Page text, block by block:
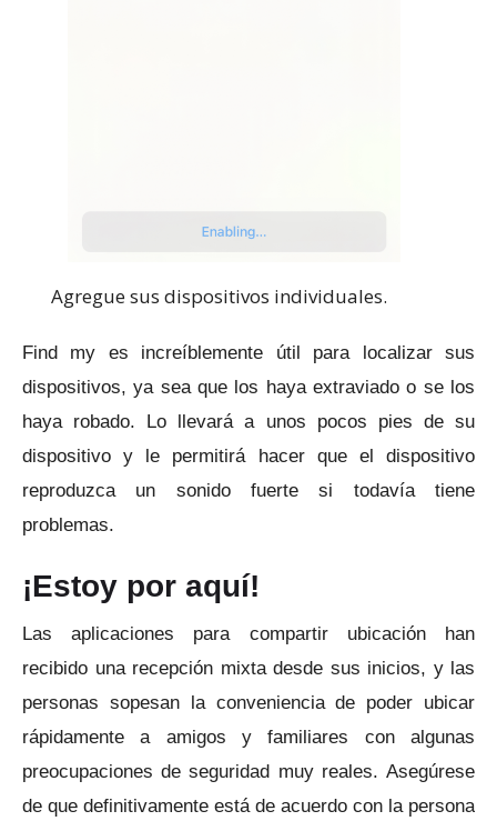
Agregue sus dispositivos individuales.
Find my es increíblemente útil para localizar sus
dispositivos, ya sea que los haya extraviado o se los
haya robado. Lo llevará a unos pocos pies de su
dispositivo y le permitirá hacer que el dispositivo
reproduzca un sonido fuerte si todavía tiene
problemas.
¡Estoy por aquí!
Las aplicaciones para compartir ubicación han
recibido una recepción mixta desde sus inicios, y las
personas sopesan la conveniencia de poder ubicar
rápidamente a amigos y familiares con algunas
preocupaciones de seguridad muy reales. Asegúrese
de que definitivamente está de acuerdo con la persona